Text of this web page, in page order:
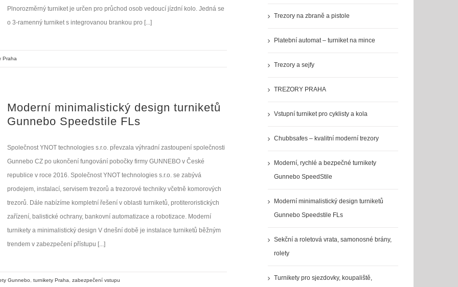
Plnorozměrný turniket je určen pro průchod osob vedoucí jízdní kolo. Jedná se
o 3-ramenný turniket s integrovanou brankou pro [...]
Praha
Moderní minimalistický design turniketů
Gunnebo Speedstile FLs
Společnost YNOT technologies s.r.o. převzala výhradní zastoupení společnosti
Gunnebo CZ po ukončení fungování pobočky firmy GUNNEBO v České
republice v roce 2016. Společnost YNOT technologies s.r.o. se zabývá
prodejem, instalací, servisem trezorů a trezorové techniky včetně komorových
trezorů. Dále nabízíme kompletní řešení v oblasti turniketů, protiteroristických
zařízení, balistické ochrany, bankovní automatizace a robotizace. Moderní
turnikety a minimalistický design V dnešní době je instalace turniketů běžným
trendem v zabezpečení přístupu [...]
Gunnebo turnikety Praha zabezpečení vstupu
Trezory na zbraně a pistole
Platební automat – turniket na mince
Trezory a sejfy
TREZORY PRAHA
Vstupní turniket pro cyklisty a kola
Chubbsafes – kvalitní moderní trezory
Moderní, rychlé a bezpečné turnikety
Gunnebo SpeedStile
Moderní minimalistický design turniketů
Gunnebo Speedstile FLs
Sekční a roletová vrata, samonosné brány,
rolety
Turnikety pro sjezdovky, koupaliště,